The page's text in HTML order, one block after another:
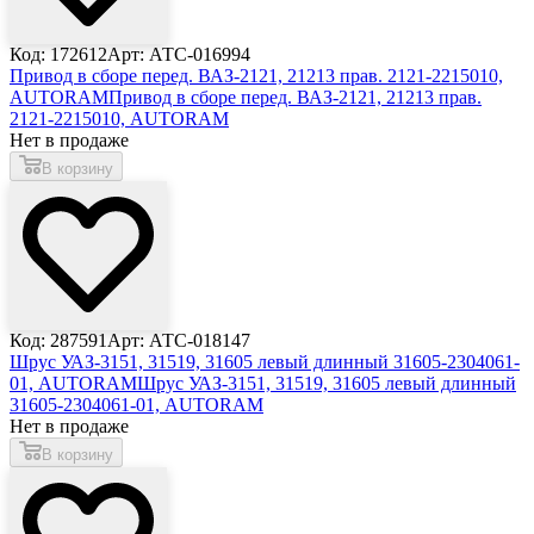
Код: 172612Арт: АТС-016994
Привод в сборе перед. ВАЗ-2121, 21213 прав. 2121-2215010,
AUTORAMПривод в сборе перед. ВАЗ-2121, 21213 прав.
2121-2215010, AUTORAM
Нет в продаже
В корзину
Код: 287591 Арт: АТС-018147
Шрус УАЗ-3151, 31519, 31605 левый длинный 31605-2304061-
01, AUTORAMШрус УАЗ-3151, 31519, 31605 левый длинный
31605-2304061-01, AUTORAM
Нет в продаже
В корзину